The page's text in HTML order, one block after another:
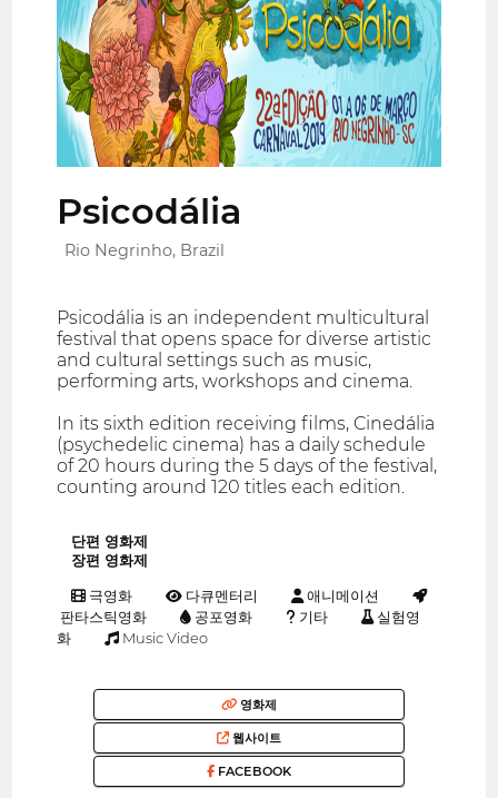
Psicodália
Rio Negrinho, Brazil
Psicodália is an independent multicultural
festival that opens space for diverse artistic
and cultural settings such as music,
performing arts, workshops and cinema.
In its sixth edition receiving films, Cinedália
(psychedelic cinema) has a daily schedule
of 20 hours during the 5 days of the festival,
counting around 120 titles each edition.
단편 영화제
장편 영화제
극영화 다큐멘터리
애니메이션
판타스틱영화
공포영화 기타
실험영
화
Music Video
영화제
웹사이트
FACEBOOK